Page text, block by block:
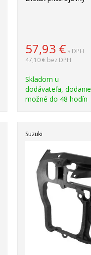
57,93 € s DPH
47,10 € bez DPH
Skladom u
dodávateľa, dodanie
možné do 48 hodín
Suzuki